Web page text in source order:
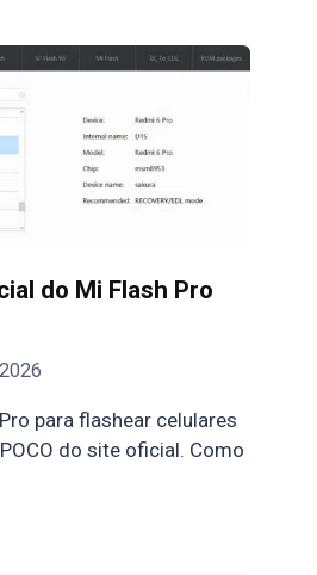
do Mi Flash Pro
para flashear celulares
do site oficial. Como